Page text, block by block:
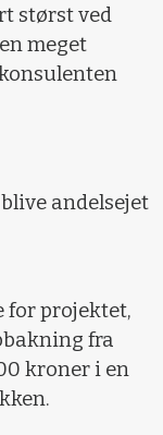
størst ved
meget
andelsejet
for projektet,
fra
kroner i en